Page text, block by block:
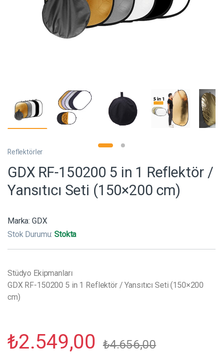
Reflektörler
GDX RF-150200 5 in 1 Reflektör /
Yansıtıcı Seti (150×200 cm)
Marka: GDX
Stok Durumu:Stokta
Stüdyo Ekipmanları
GDX RF-150200 5 in 1 Reflektör / Yansıtıcı Seti (150×200
cm)
₺2.549,00 ₺4.656,00